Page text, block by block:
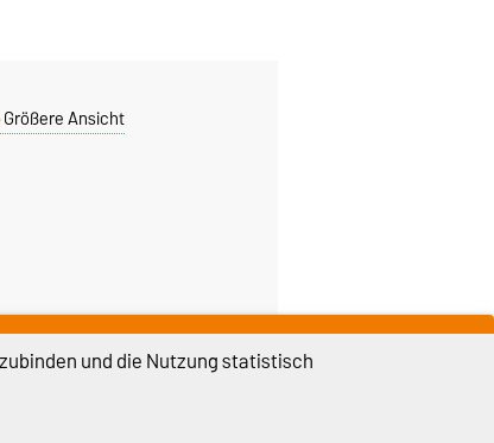
Größere Ansicht
SEITEund die Nutzung statistisch